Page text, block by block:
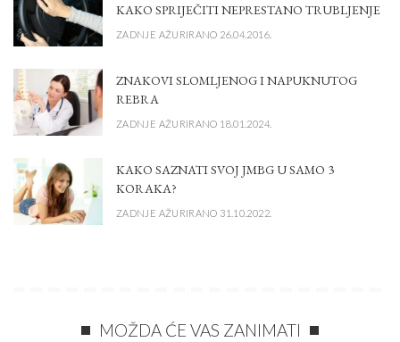
KAKO SPRIJEČITI NEPRESTANO TRUBLJENJE
ZADNJE AŽURIRANO 26.04.2016.
ZNAKOVI SLOMLJENOG I NAPUKNUTOG
REBRA
ZADNJE AŽURIRANO 18.01.2024.
KAKO SAZNATI SVOJ JMBG U SAMO 3
KORAKA?
ZADNJE AŽURIRANO 31.10.2022.
MOŽDA ĆE VAS ZANIMATI